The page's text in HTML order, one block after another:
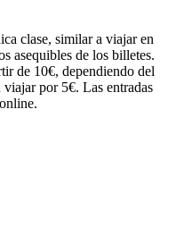
clase, similar a viajar en
asequibles de los billetes.
de 10€, dependiendo del
por 5€. Las entradas